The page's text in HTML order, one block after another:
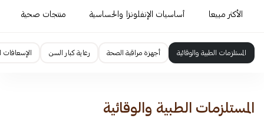
الأكثر مبيعا أساسيات الإنفلونزا والحساسية منتجات صحية
المستلزمات الطبية والوقائية أجهزة مراقبة الصحة رعاية كبار السن الإسعافات
المستلزمات الطبية والوقائية